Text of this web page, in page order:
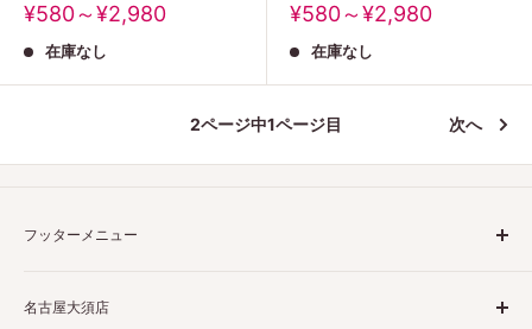
販
価
¥580～¥2,980
在庫なし
販
価
¥580～¥2,980
在庫なし
2ページ中1ページ目 次へ
フッターメニュー
特定商取引法表示
名古屋大須店